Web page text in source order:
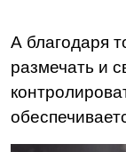
А благодаря
размечать и